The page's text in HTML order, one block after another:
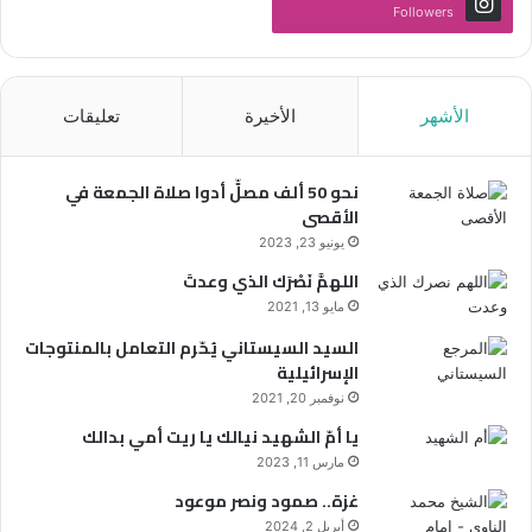
Followers
الأشهر الأخيرة تعليقات
نحو 50 ألف مصلٍّ أدوا صلاة الجمعة في
الأقصى
يونيو 23, 2023
اللهمَّ نَصْرَك الذي وعدتَ
مايو 13, 2021
السيد السيستاني يُحّرم التعامل بالمنتوجات
الإسرائيلية
نوفمبر 20, 2021
يا أمّ الشهيد نيالك يا ريت أمي بدالك
مارس 11, 2023
غزة.. صمود ونصر موعود
أبريل 2, 2024